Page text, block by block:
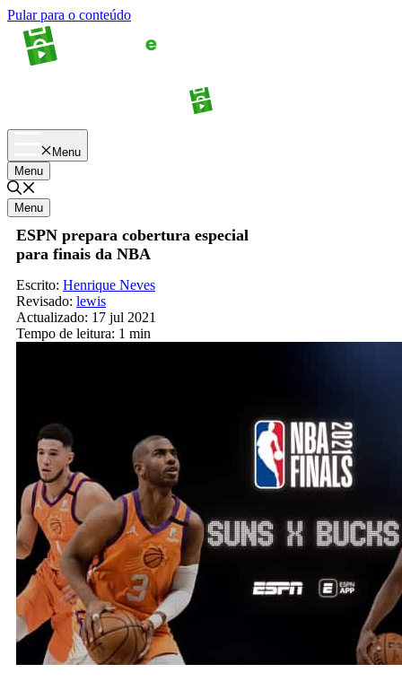
Pular para o conteúdo
Menu
Menu
Menu
ESPN prepara cobertura especial
para finais da NBA
Escrito: Henrique Neves
Revisado: lewis
Actualizado: 17 jul 2021
Tempo de leitura: 1 min